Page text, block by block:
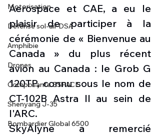
Motorisation
Défense sol-air DSA
Amphibie
Drones
Composante ESPACE
Shenyang J-35
Bombardier Global 6500
Aerospace et CAE, a eu le
plaisir de participer à la
cérémonie de « Bienvenue au
Canada » du plus récent
avion au Canada : le Grob G
120TP, connu sous le nom de
CT-102B Astra II au sein de
l'ARC.
SkyAlyne a remercié